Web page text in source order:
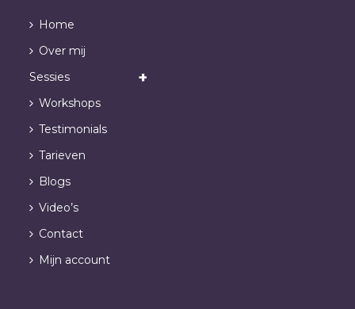
Home
Over mij
Sessies
Workshops
Testimonials
Tarieven
Blogs
Video’s
Contact
Mijn account